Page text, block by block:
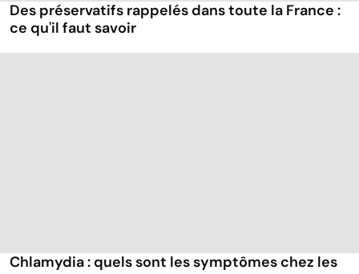
Des préservatifs rappelés dans toute la France :
ce qu'il faut savoir
Chlamydia : quels sont les symptômes chez les